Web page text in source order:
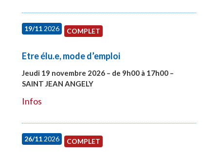
19/112026 COMPLET
Etre élu.e, mode d’emploi
Jeudi 19 novembre 2026 – de 9h00 à 17h00 –
SAINT JEAN ANGELY
Infos
26/112026 COMPLET